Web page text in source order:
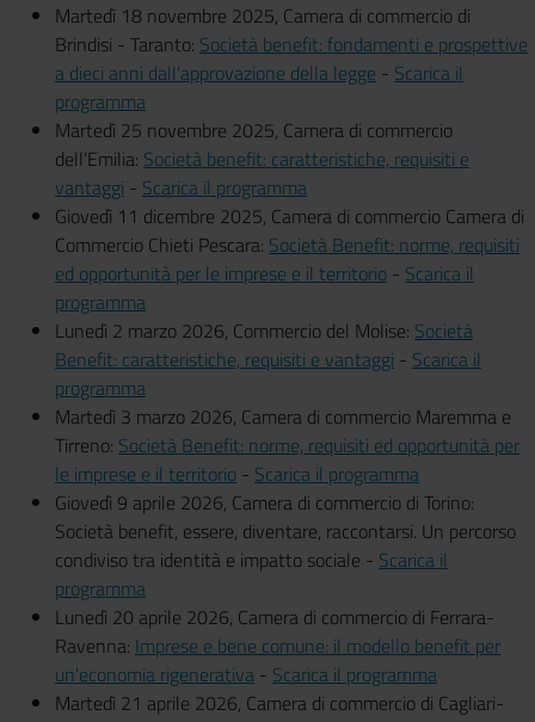
Martedì 18 novembre 2025, Camera di commercio di
Brindisi - Taranto: Società benefit: fondamenti e prospettive
a dieci anni dall'approvazione della legge - Scarica il
programma
Martedì 25 novembre 2025, Camera di commercio
dell'Emilia: Società benefit: caratteristiche, requisiti e
vantaggi - Scarica il programma
Giovedì 11 dicembre 2025, Camera di commercio Camera di
Commercio Chieti Pescara: Società Benefit: norme, requisiti
ed opportunità per le imprese e il territorio - Scarica il
programma
Lunedì 2 marzo 2026, Commercio del Molise: Società
Benefit: caratteristiche, requisiti e vantaggi - Scarica il
programma
Martedì 3 marzo 2026, Camera di commercio Maremma e
Tirreno: Società Benefit: norme, requisiti ed opportunità per
le imprese e il territorio - Scarica il programma
Giovedì 9 aprile 2026, Camera di commercio di Torino:
Società benefit, essere, diventare, raccontarsi. Un percorso
condiviso tra identità e impatto sociale - Scarica il
programma
Lunedì 20 aprile 2026, Camera di commercio di Ferrara-
Ravenna: Imprese e bene comune: il modello benefit per
un'economia rigenerativa - Scarica il programma
Martedì 21 aprile 2026, Camera di commercio di Cagliari-